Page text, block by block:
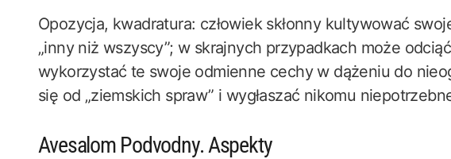
Opozycja, kwadratura: człowiek skłonny kultywować
„inny niż wszyscy”; w skrajnych przypadkach może
wykorzystać te swoje odmienne cechy w dążeniu do
się od „ziemskich spraw” i wygłaszać nikomu
Avesalom Podvodny. Aspekty